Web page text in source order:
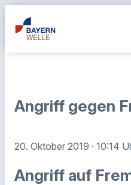
Angriff gegen
20. Oktober 2019 · 10:14
Angriff auf